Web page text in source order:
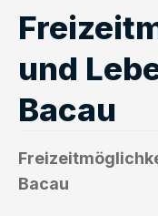
und
Bacau
Bacau